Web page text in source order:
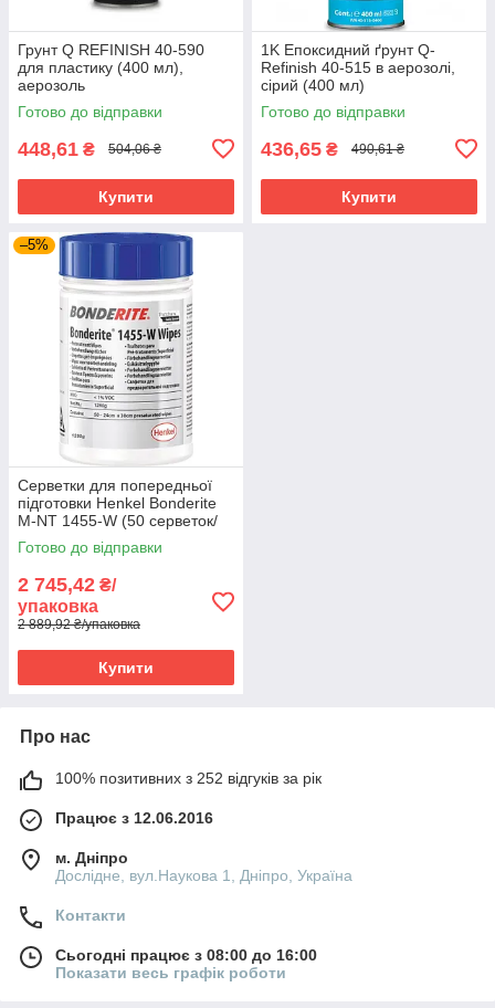
Грунт Q REFINISH 40-590
для пластику (400 мл),
аерозоль
Готово до відправки
448,61 ₴ 504,06 ₴
Купити
1K Епоксидний ґрунт Q-
Refinish 40-515 в аерозолі,
сірий (400 мл)
Готово до відправки
436,65 ₴ 490,61 ₴
Купити
–5%
Серветки для попередньої
підготовки Henkel Bonderite
M-NT 1455-W (50 серветок/
уп)
Готово до відправки
2 745,42 ₴/
упаковка
2 889,92 ₴/упаковка
Купити
Про нас
100% позитивних з 252 відгуків за рік
Працює з 12.06.2016
м. Дніпро
Дослідне, вул.Наукова 1, Дніпро, Україна
Контакти
Сьогодні працює з 08:00 до 16:00
Показати весь графік роботи